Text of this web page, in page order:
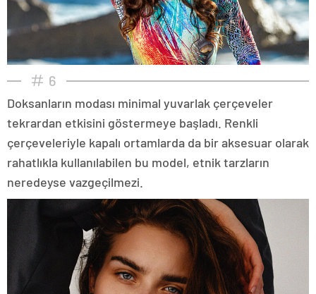
6
Doksanların modası minimal yuvarlak çerçeveler
tekrardan etkisini göstermeye başladı. Renkli
çerçeveleriyle kapalı ortamlarda da bir aksesuar olarak
rahatlıkla kullanılabilen bu model, etnik tarzların
neredeyse vazgeçilmezi.